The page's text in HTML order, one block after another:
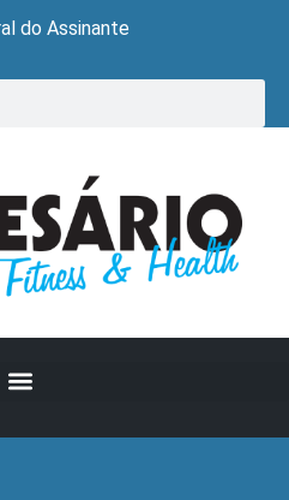
do Assinante